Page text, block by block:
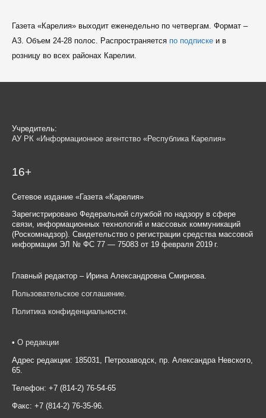
Газета «Карелия» выходит еженедельно по четвергам. Формат –
A3. Объем 24-28 полос. Распространяется по подпискеи в
розницу во всех районах Карелии.
Учредитель:
АУ РК «Информационное агентство «Республика Карелия»
16+
Сетевое издание «Газета «Карелия»
Зарегистрировано Федеральной службой по надзору в сфере
связи, информационных технологий и массовых коммуникаций
(Роскомнадзор). Свидетельство о регистрации средства массовой
информации ЭЛ № ФС 77 — 75083 от 19 февраля 2019 г.
Главный редактор – Ирина Александровна Смирнова.
Пользовательское соглашение
Политика конфиденциальности
• О редакции
Адрес редакции: 185031, Петрозаводск, пр. Александра Невского,
65.
Телефон: +7 (814-2) 76-54-65
Факс: +7 (814-2) 76-35-96.